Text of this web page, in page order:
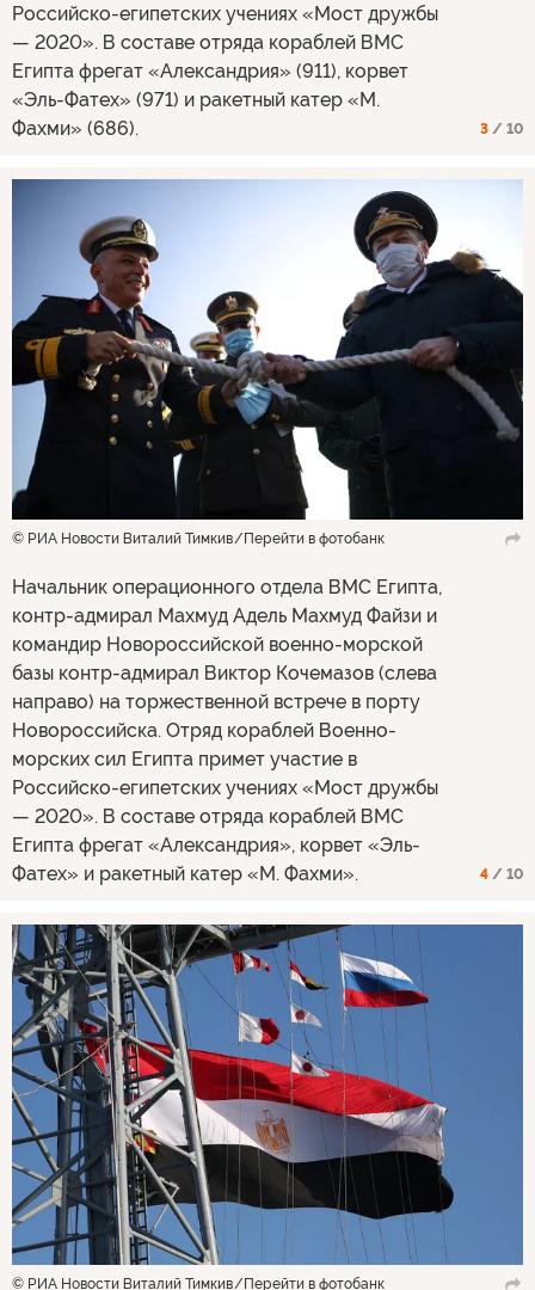
Российско-египетских учениях «Мост дружбы
— 2020». В составе отряда кораблей ВМС
Египта фрегат «Александрия» (911), корвет
«Эль-Фатех» (971) и ракетный катер «М.
Фахми» (686).
3 / 10
© РИА Новости Виталий Тимкив Перейти в фотобанк
Начальник операционного отдела ВМС Египта,
контр-адмирал Махмуд Адель Махмуд Файзи и
командир Новороссийской военно-морской
базы контр-адмирал Виктор Кочемазов (слева
направо) на торжественной встрече в порту
Новороссийска. Отряд кораблей Военно-
морских сил Египта примет участие в
Российско-египетских учениях «Мост дружбы
— 2020». В составе отряда кораблей ВМС
Египта фрегат «Александрия», корвет «Эль-
Фатех» и ракетный катер «М. Фахми».
4 / 10
© РИА Новости Виталий Тимкив Перейти в фотобанк